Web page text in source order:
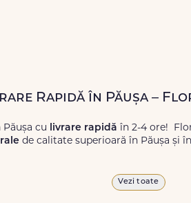
Rapidă în Păușa –
cu livrare rapidă în 2-4 ore!
de calitate superioară în Păușa și
Vezi toate